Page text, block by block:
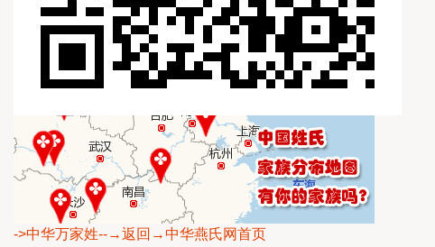
->中华万家姓--→返回→中华燕氏网首页